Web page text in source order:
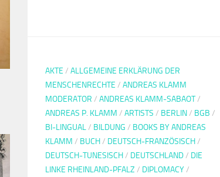
AKTE / ALLGEMEINE ERKLÄRUNG DER
MENSCHENRECHTE / ANDREAS KLAMM
MODERATOR / ANDREAS KLAMM-SABAOT/
ANDREAS P. KLAMM / ARTISTS / BERLIN/ BGB /
BI-LINGUAL/ BILDUNG / BOOKS BY ANDREAS
KLAMM / BUCH/ DEUTSCH-FRANZÖSISCH/
DEUTSCH-TUNESISCH/ DEUTSCHLAND/ DIE
LINKE RHEINLAND-PFALZ / DIPLOMACY/